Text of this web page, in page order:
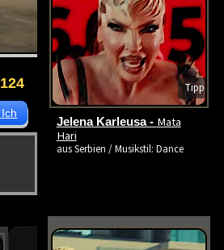
124 Tipp
Jelena Karleusa - Mata
Hari
aus Serbien / Musikstil: Dance